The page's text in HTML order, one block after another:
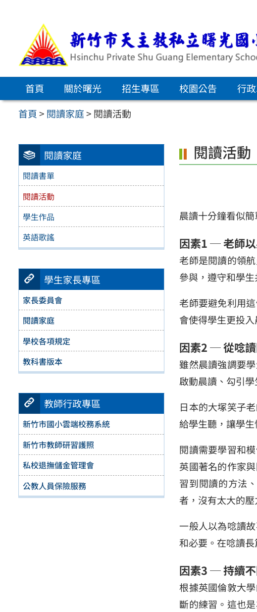
內
首頁 關於曙光 招生專區 校園公告 行
首頁> 閱讀家庭> 閱讀活動
閱讀家庭
閱讀書單
閱讀活動
學生作品
英語歌謠
學生家長專區
家長委員會
閱讀家庭
學校各項規定
教科書版本
教師行政專區
新竹市國小雲端校務系統
新竹市教師研習護照
私校退撫儲金管理會
公教人員保險服務
閱讀活動
晨讀十分鐘看似
因素1 ─ 老師
老師是閱讀的領
參與，遵守和學
老師要避免利用
會使得學生更投
因素2 ─ 從唸
雖然晨讀強調要
啟動晨讀、勾引
日本的大塚笑子
給學生聽，讓學
閱讀需要學習和
英國著名的作家
習到閱讀的方法
者，沒有太大的
一般人以為唸讀
和必要。在唸讀
因素3 ─ 持續
根據英國倫敦大
斷的練習。這也